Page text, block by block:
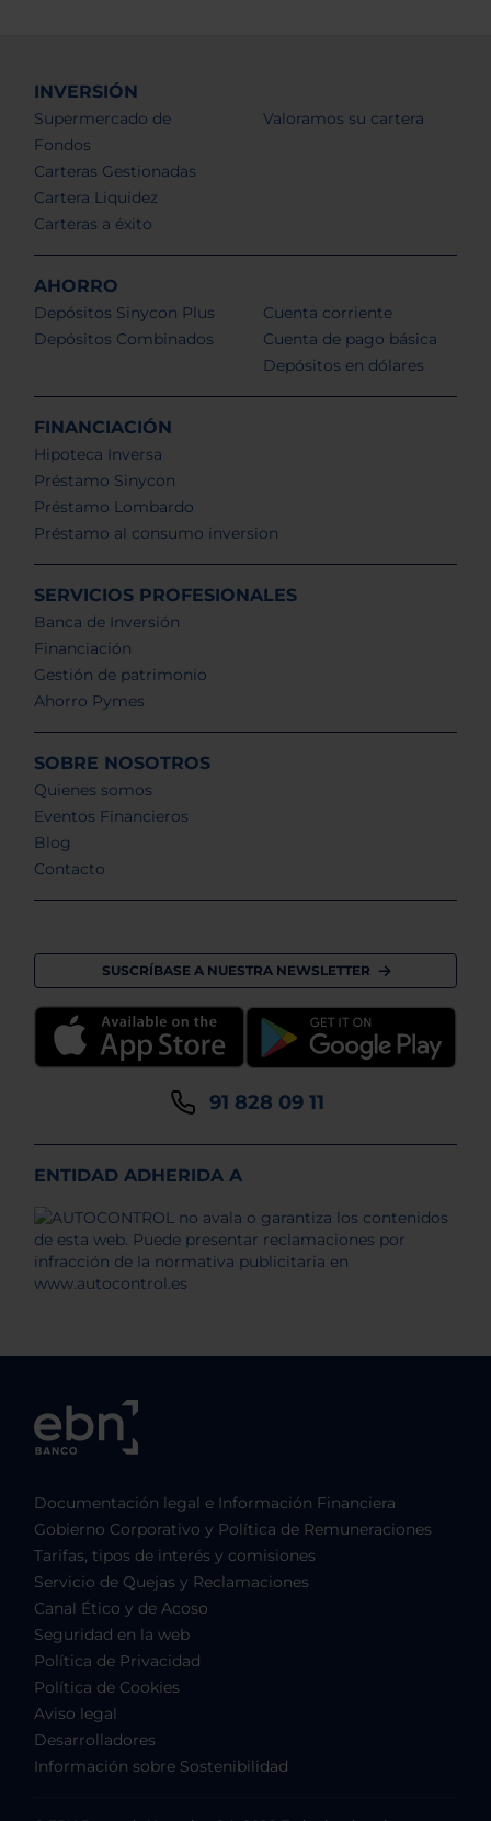
INVERSIÓN
Supermercado de
Fondos
Carteras Gestionadas
Cartera Liquidez
Carteras a éxito
Valoramos su cartera
AHORRO
Depósitos Sinycon Plus
Depósitos Combinados
Cuenta corriente
Cuenta de pago básica
Depósitos en dólares
FINANCIACIÓN
Hipoteca Inversa
Préstamo Sinycon
Préstamo Lombardo
Préstamo al consumo inversion
SERVICIOS PROFESIONALES
Banca de Inversión
Financiación
Gestión de patrimonio
Ahorro Pymes
SOBRE NOSOTROS
Quienes somos
Eventos Financieros
Blog
Contacto
SUSCRÍBASE A NUESTRA NEWSLETTER
91 828 09 11
ENTIDAD ADHERIDA A
Documentación legal e Información Financiera
Gobierno Corporativo y Política de Remuneraciones
Tarifas, tipos de interés y comisiones
Servicio de Quejas y Reclamaciones
Canal Ético y de Acoso
Seguridad en la web
Política de Privacidad
Política de Cookies
Aviso legal
Desarrolladores
Información sobre Sostenibilidad